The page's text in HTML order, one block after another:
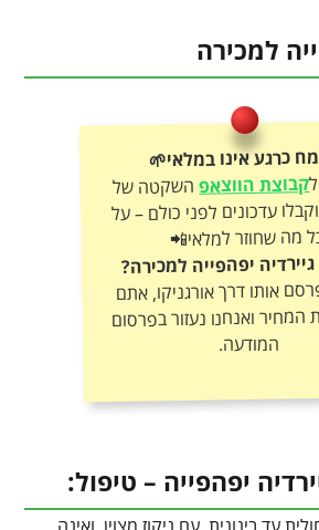
למכירה
כרגע אינו במלאי🌱
קבוצת הווצאפהשקטה של
אורגניקו וקבלו עדכונים לפני כולם – על
מה שחוזר למלאי📲
יפהפייה למכירה?
אותו דרך אורגניקו, אתם
המחיר ואנחנו נעזור בפרסום
המודעה.
יפהפייה – טיפול: